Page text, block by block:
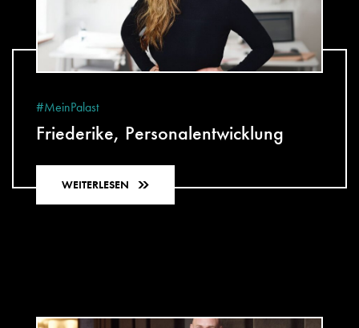
#MeinPalast
Friederike, Personalentwicklung
WEITERLESEN